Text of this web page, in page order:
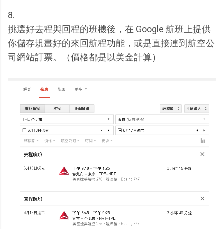
8.
挑選好去程與回程的班機後，在 Google 航班上提供
你儲存規畫好的來回航程功能，或是直接連到航空公
司網站訂票。（價格都是以美金計算）